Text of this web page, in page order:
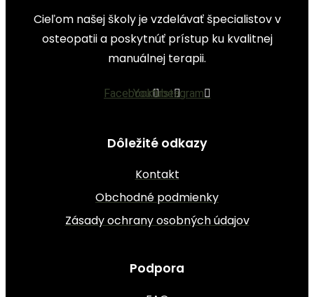
Cieľom našej školy je vzdelávať špecialistov v
osteopatii a poskytnúť prístup ku kvalitnej
manuálnej terapii.
FacebookYoutubeInstagram
Dôležité odkazy
Kontakt
Obchodné podmienky
Zásady ochrany osobných údajov
Podpora